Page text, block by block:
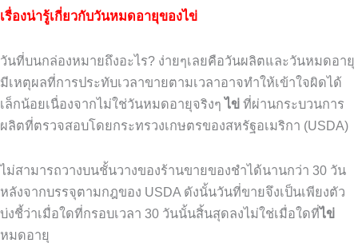
เรื่องน่ารู้เกี่ยวกับวันหมดอายุของไข่
วันที่บนกล่องหมายถึงอะไร? ง่ายๆเลยคือวันผลิตและวันหมดอายุ
มีเหตุผลที่การประทับเวลาขายตามเวลาอาจทำให้เข้าใจผิดได้
เล็กน้อยเนื่องจากไม่ใช่วันหมดอายุจริงๆไข่ ที่ผ่านกระบวนการ
ผลิตที่ตรวจสอบโดยกระทรวงเกษตรของสหรัฐอเมริกา (USDA)
ไม่สามารถวางบนชั้นวางของร้านขายของชำได้นานกว่า 30 วัน
หลังจากบรรจุตามกฎของ USDA ดังนั้นวันที่ขายจึงเป็นเพียงตัว
บ่งชี้ว่าเมื่อใดที่กรอบเวลา 30 วันนั้นสิ้นสุดลงไม่ใช่เมื่อใดที่ไข่
หมดอายุ